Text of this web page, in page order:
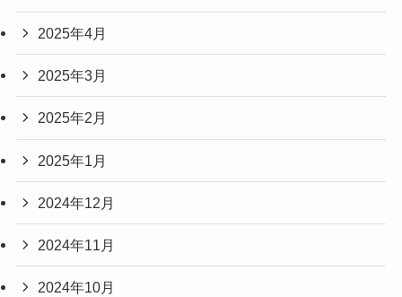
2025年4月
2025年3月
2025年2月
2025年1月
2024年12月
2024年11月
2024年10月